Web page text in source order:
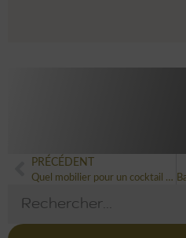
PRÉCÉDENT
Quel mobilier pour un cocktail de 200 personnes ?